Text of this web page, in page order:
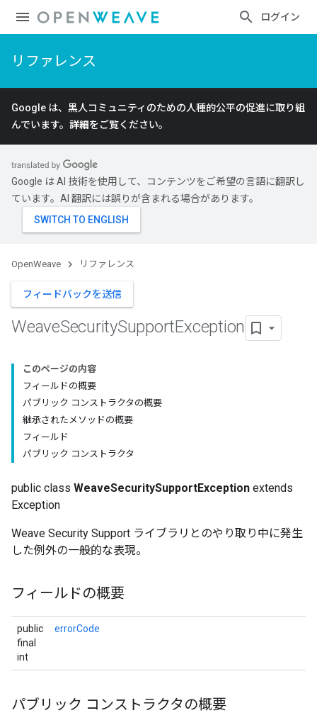
ログイン
リファレンス
Google は、黒人コミュニティのための人種的公平の促進に取り組
んでいます。 詳細をご覧ください。
Google は AI 技術を使用して、コンテンツをご希望の言語に翻訳し
ています。AI 翻訳には誤りが含まれる場合があります。
OpenWeave リファレンス
フィードバックを送信
WeaveSecuritySupportException
このページの内容
フィールドの概要
パブリック コンストラクタの概要
継承されたメソッドの概要
フィールド
パブリック コンストラクタ
public class WeaveSecuritySupportException extends
Exception
Weave Security Support ライブラリとのやり取り中に発生
した例外の一般的な表現。
フィールドの概要
public
final
int
errorCode
パブリック コンストラクタの概要